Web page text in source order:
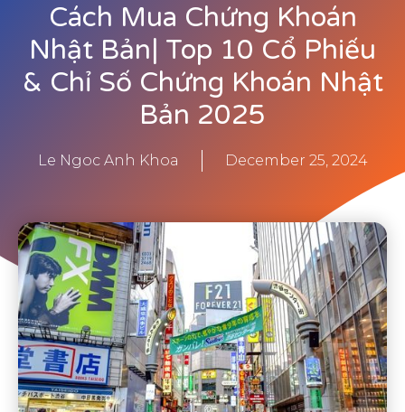
Cách Mua Chứng Khoán
Nhật Bản| Top 10 Cổ Phiếu
& Chỉ Số Chứng Khoán Nhật
Bản 2025
Le Ngoc Anh Khoa December 25, 2024